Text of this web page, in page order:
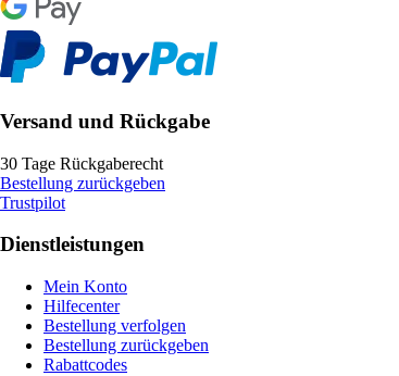
Versand und Rückgabe
30 Tage Rückgaberecht
Bestellung zurückgeben
Trustpilot
Dienstleistungen
Mein Konto
Hilfecenter
Bestellung verfolgen
Bestellung zurückgeben
Rabattcodes